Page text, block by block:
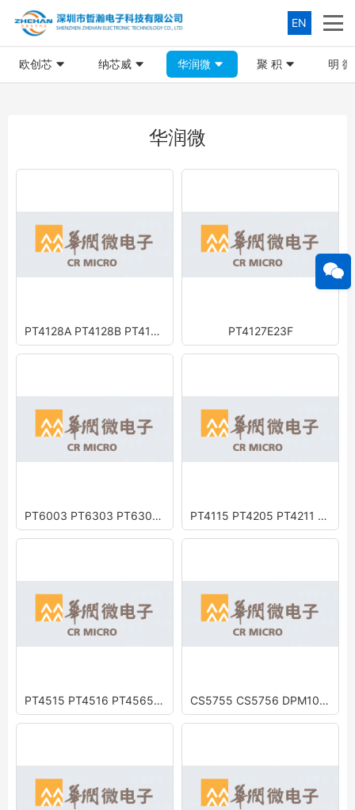
EN
欧创芯 纳芯威 华润微 聚 积 明 微
华润微
PT4128A PT4128B PT4128C PT4127E23F
PT6003 PT6303 PT6302 PT6605 N9105 PT6004N PT6007 PT6605 PT6111 PT6010 PT4115 PT4205 PT4211 PT4121 PT4125 PT4141 PT4123 PT4115E PT4119E PT4121E
PT4515 PT4516 PT4565 PT4561 PT4562 PT4567 PT4568 CS5755 CS5756 DPM10T60CG2 DPM15C60DG CS5765 DPM20C60